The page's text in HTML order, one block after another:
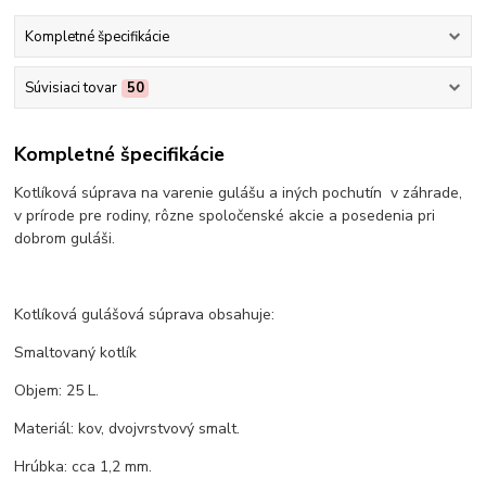
Kompletné špecifikácie
Súvisiaci tovar 50
Kompletné špecifikácie
Kotlíková súprava na varenie gulášu a iných pochutín v záhrade,
v prírode pre rodiny, rôzne spoločenské akcie a posedenia pri
dobrom guláši.
Kotlíková gulášová súprava obsahuje:
Smaltovaný kotlík
Objem: 25 L.
Materiál: kov, dvojvrstvový smalt.
Hrúbka: cca 1,2 mm.